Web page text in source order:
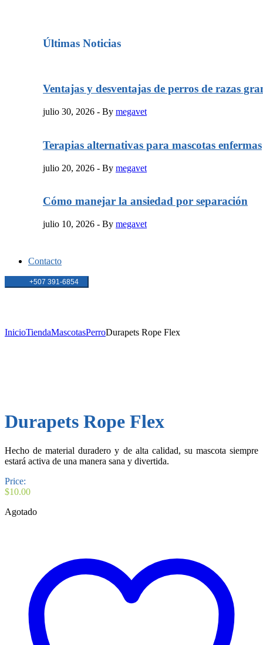
Últimas Noticias
Ventajas y desventajas de perros de razas
julio 30, 2026 - By megavet
Terapias alternativas para mascotas enfermas
julio 20, 2026 - By megavet
Cómo manejar la ansiedad por separación
julio 10, 2026 - By megavet
Contacto
+507 391-6854
InicioTiendaMascotasPerroDurapets Rope Flex
Durapets Rope Flex
Hecho de material duradero y de alta calidad, su mascota siempre
estará activa de una manera sana y divertida.
Price:
$10.00
Agotado